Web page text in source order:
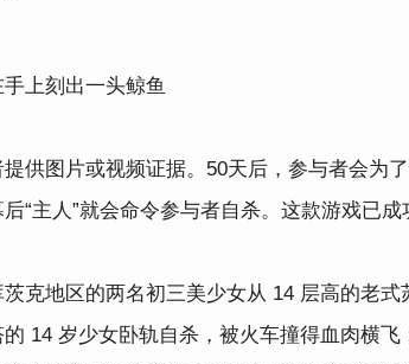
上刻出一头鲸鱼
供图片或视频证据。50天后，参与者会为了
“主人”就会命令参与者自杀。这款游戏已
克地区的两名初三美少女从 14 层高的老式
14 岁少女卧轨自杀，被火车撞得血肉横飞